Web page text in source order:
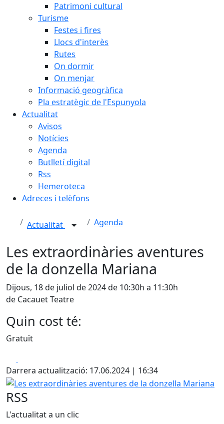
Patrimoni cultural
Turisme
Festes i fires
Llocs d'interès
Rutes
On dormir
On menjar
Informació geogràfica
Pla estratègic de l'Espunyola
Actualitat
Avisos
Notícies
Agenda
Butlletí digital
Rss
Hemeroteca
Adreces i telèfons
Actualitat Agenda
Les extraordinàries aventures
de la donzella Mariana
Dijous, 18 de juliol de 2024 de 10:30h a 11:30h
de Cacauet Teatre
Quin cost té:
Gratuït
Darrera actualització: 17.06.2024 | 16:34
Les extraordinàries aventures de la donzella Mariana
RSS
L'actualitat a un clic